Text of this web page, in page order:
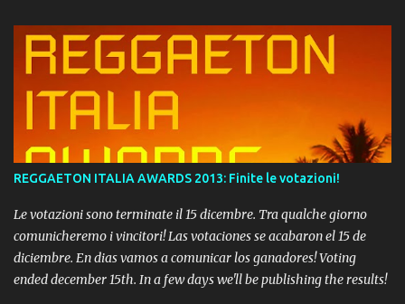
REGGAETON ITALIA AWARDS 2013: Finite le votazioni!
Le votazioni sono terminate il 15 dicembre. Tra qualche giorno
comunicheremo i vincitori! Las votaciones se acabaron el 15 de
diciembre. En dias vamos a comunicar los ganadores! Voting
ended december 15th. In a few days we'll be publishing the results!